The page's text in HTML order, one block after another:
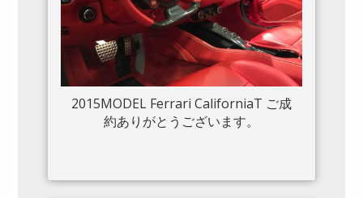
2015MODEL Ferrari CaliforniaT ご成
約ありがとうございます。